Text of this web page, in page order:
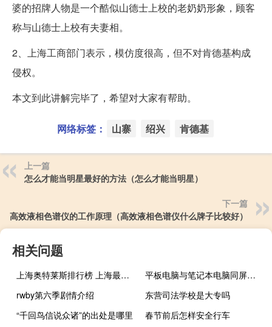
婆的招牌人物是一个酷似山德士上校的老奶奶形象，顾客
称与山德士上校有夫妻相。
2、上海工商部门表示，模仿度很高，但不对肯德基构成
侵权。
本文到此讲解完毕了，希望对大家有帮助。
网络标签： 山寨 绍兴 肯德基
上一篇
怎么才能当明星最好的方法（怎么才能当明星）
下一篇
高效液相色谱仪的工作原理（高效液相色谱仪什么牌子比较好）
相关问题
上海奥特莱斯排行榜 上海最大奥特莱斯
平板电脑与笔记本电脑同屏（平板电脑与笔记本）
rwby第六季剧情介绍
东营司法学校是大专吗
“千回鸟信说众诸”的出处是哪里
春节前后怎样安全行车